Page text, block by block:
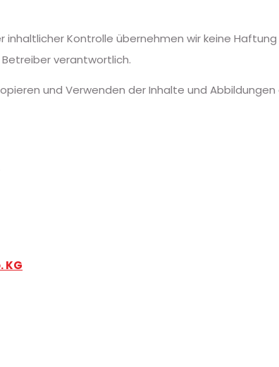
Kontrolle übernehmen wir keine
Betreiber verantwortlich.
und Verwenden der Inhalte und
KG